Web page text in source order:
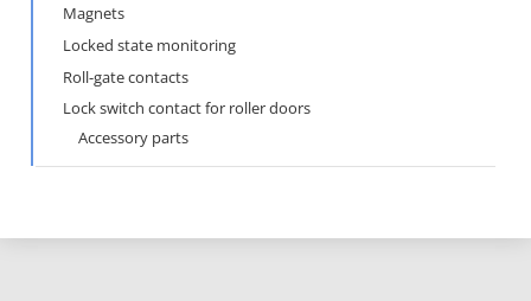
Magnets
Locked state monitoring
Roll-gate contacts
Lock switch contact for roller doors
Accessory parts